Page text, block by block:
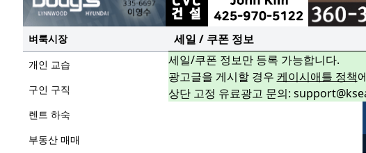
벼룩시장
개인 교습
구인 구직
렌트 하숙
부동산 매매
세일 / 쿠폰 정보
세일/쿠폰 정보만 등록 가능합니다.
광고글을 게시할 경우 케이시애틀 정책
상단 고정 유료광고 문의: